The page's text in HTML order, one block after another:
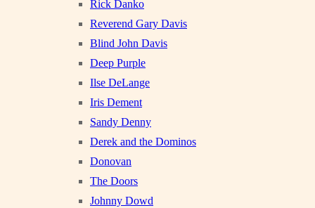
Rick Danko
Reverend Gary Davis
Blind John Davis
Deep Purple
Ilse DeLange
Iris Dement
Sandy Denny
Derek and the Dominos
Donovan
The Doors
Johnny Dowd